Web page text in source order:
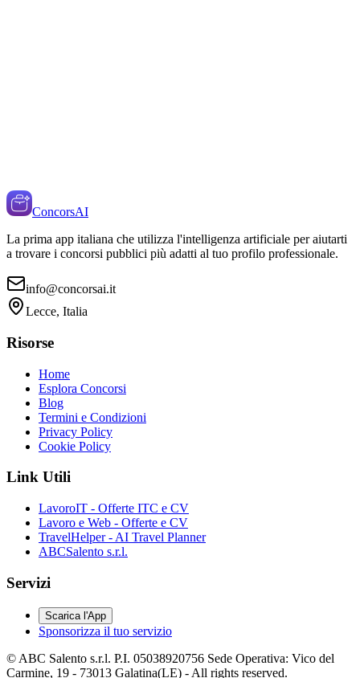
ConcorsAI
La prima app italiana che utilizza l'intelligenza artificiale per aiutarti
a trovare i concorsi pubblici più adatti al tuo profilo professionale.
info@concorsai.it
Lecce, Italia
Risorse
Home
Esplora Concorsi
Blog
Termini e Condizioni
Privacy Policy
Cookie Policy
Link Utili
LavoroIT - Offerte ITC e CV
Lavoro e Web - Offerte e CV
TravelHelper - AI Travel Planner
ABCSalento s.r.l.
Servizi
Scarica l'App
Sponsorizza il tuo servizio
© ABC Salento s.r.l. P.I. 05038920756 Sede Operativa: Vico del
Carmine, 19 - 73013 Galatina(LE) - All rights reserved.